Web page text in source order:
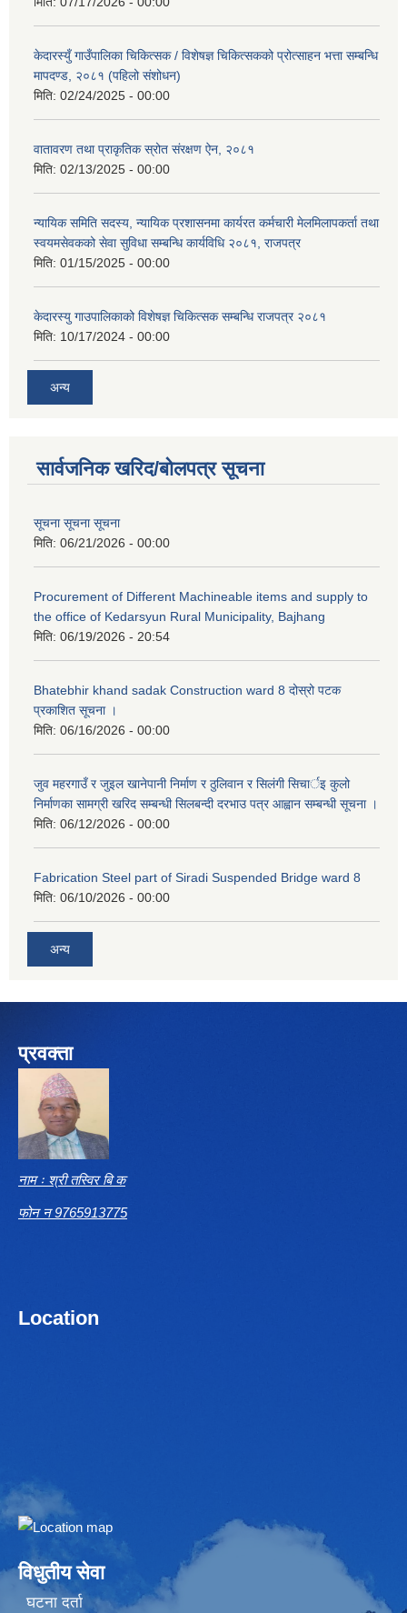
केदारस्युँ गाउँपालिका चिकित्सक / विशेषज्ञ चिकित्सकको प्रोत्साहन भत्ता सम्बन्धि
मापदण्ड, २०८१ (पहिलो संशोधन)
मिति: 02/24/2025 - 00:00
वातावरण तथा प्राकृतिक स्रोत संरक्षण ऐन, २०८१
मिति: 02/13/2025 - 00:00
न्यायिक समिति सदस्य, न्यायिक प्रशासनमा कार्यरत कर्मचारी मेलमिलापकर्ता तथा
स्वयमसेवकको सेवा सुविधा सम्बन्धि कार्यविधि २०८१, राजपत्र
मिति: 01/15/2025 - 00:00
केदारस्यु गाउपालिकाको विशेषज्ञ चिकित्सक सम्बन्धि राजपत्र २०८१
मिति: 10/17/2024 - 00:00
अन्य
सार्वजनिक खरिद/बोलपत्र सूचना
सूचना सूचना सूचना
मिति: 06/21/2026 - 00:00
Procurement of Different Machineable items and supply to
the office of Kedarsyun Rural Municipality, Bajhang
मिति: 06/19/2026 - 20:54
Bhatebhir khand sadak Construction ward 8 दोस्रो पटक
प्रकाशित सूचना ।
मिति: 06/16/2026 - 00:00
जुव महरगाउँ र जुइल खानेपानी निर्माण र ठुलिवान र सिलंगी सिचार्इ कुलो
निर्माणका सामग्री खरिद सम्बन्धी सिलबन्दी दरभाउ पत्र आह्वान सम्बन्धी सूचना ।
मिति: 06/12/2026 - 00:00
Fabrication Steel part of Siradi Suspended Bridge ward 8
मिति: 06/10/2026 - 00:00
अन्य
प्रवक्ता
नाम ः श्री तस्विर बि क
फोन न 9765913775
Location
Embed Google Map
विधुतीय सेवा
घटना दर्ता